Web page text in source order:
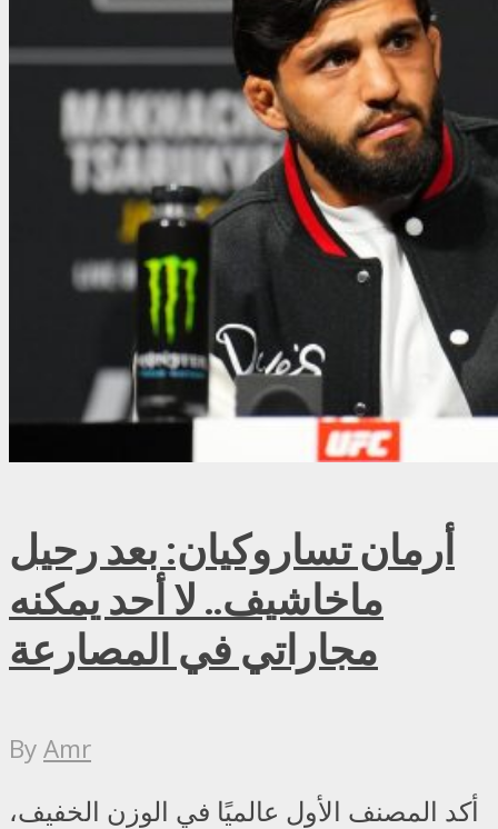
أرمان تساروكيان: بعد رحيل
ماخاشيف.. لا أحد يمكنه
مجاراتي في المصارعة
ByAmr
أكد المصنف الأول عالميًا في الوزن الخفيف،